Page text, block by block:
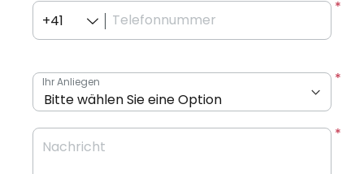
Telefonnummer
+41
Ihr Anliegen
Nachricht